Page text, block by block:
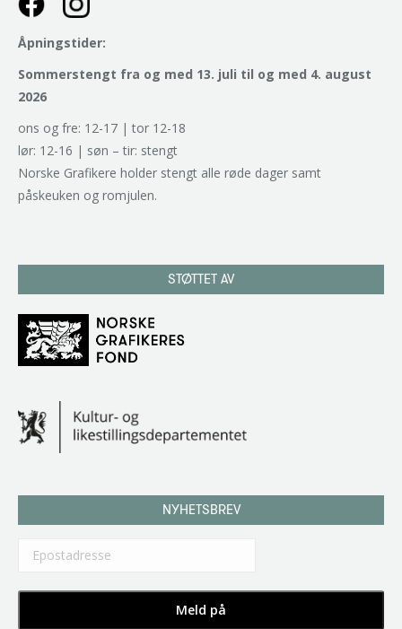
Åpningstider:
Sommerstengt fra og med 13. juli til og med 4. august
2026
ons og fre: 12-17 | tor 12-18
lør: 12-16 | søn – tir: stengt
Norske Grafikere holder stengt alle røde dager samt
påskeuken og romjulen.
STØTTET AV
NYHETSBREV